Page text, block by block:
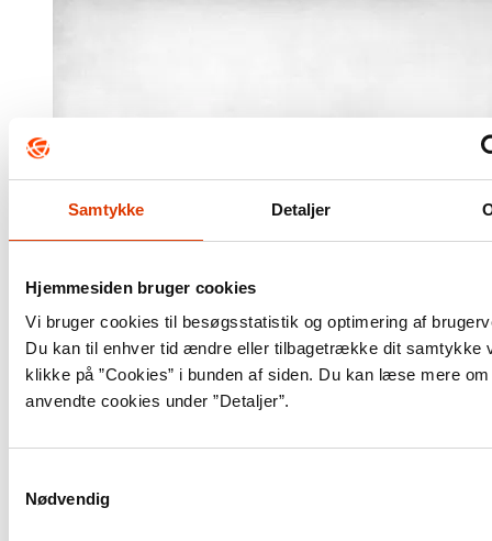
Samtykke Detaljer
Hjemmesiden bruger cookies
Vi bruger cookies til besøgsstatistik og optimering af
Du kan til enhver tid ændre eller tilbagetrække dit samtykke
klikke på ”Cookies” i bunden af siden. Du kan læse mere
anvendte cookies under ”Detaljer”.
Nødvendig
Krigen i 1864
Forholdet mellem danske nationalliberale og
anstrengt, da krigen i 1864 brød ud. Stærke